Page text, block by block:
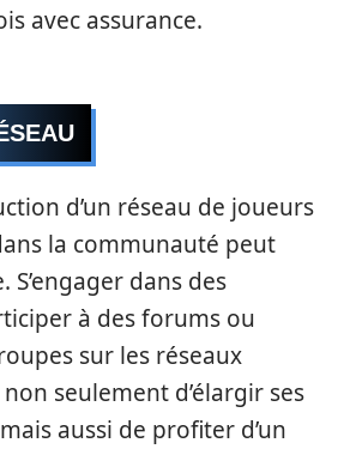
avec assurance.
d’un réseau de joueurs
la communauté peut
S’engager dans des
à des forums ou
sur les réseaux
seulement d’élargir ses
aussi de profiter d’un